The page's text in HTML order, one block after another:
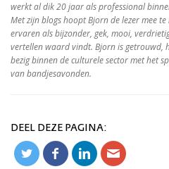
werkt al dik 20 jaar als professional
Met zijn blogs hoopt Bjorn de lezer mee
ervaren als bijzonder, gek, mooi,
vertellen waard vindt. Bjorn is getrouwd,
bezig binnen de culturele sector met het
van bandjesavonden.
DEEL DEZE PAGINA: